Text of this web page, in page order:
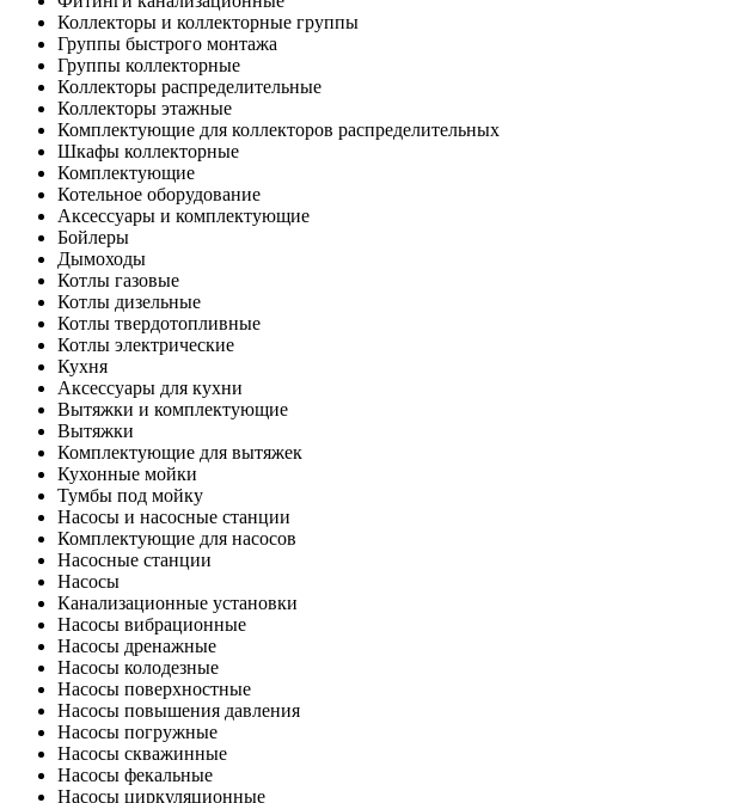
Коллекторы и коллекторные группы
Группы быстрого монтажа
Группы коллекторные
Коллекторы распределительные
Коллекторы этажные
Комплектующие для коллекторов распределительных
Шкафы коллекторные
Комплектующие
Котельное оборудование
Аксессуары и комплектующие
Бойлеры
Дымоходы
Котлы газовые
Котлы дизельные
Котлы твердотопливные
Котлы электрические
Кухня
Аксессуары для кухни
Вытяжки и комплектующие
Вытяжки
Комплектующие для вытяжек
Кухонные мойки
Тумбы под мойку
Насосы и насосные станции
Комплектующие для насосов
Насосные станции
Насосы
Канализационные установки
Насосы вибрационные
Насосы дренажные
Насосы колодезные
Насосы поверхностные
Насосы повышения давления
Насосы погружные
Насосы скважинные
Насосы фекальные
Насосы циркуляционные